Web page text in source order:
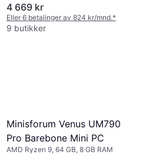
4 669 kr
Eller 6 betalinger av 824 kr/mnd.*
9 butikker
Minisforum Venus UM790
Pro Barebone Mini PC
AMD Ryzen 9, 64 GB, 8 GB RAM